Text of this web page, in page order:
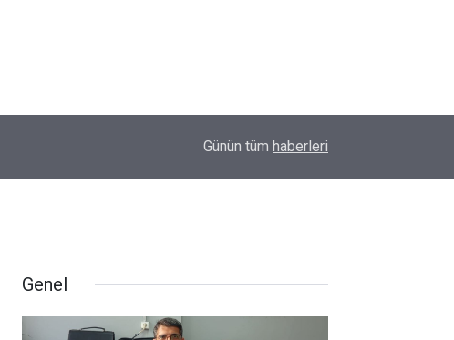
Diyarbakır’da inek az sahibine saldırdı
Günün tüm haberleri
Genel